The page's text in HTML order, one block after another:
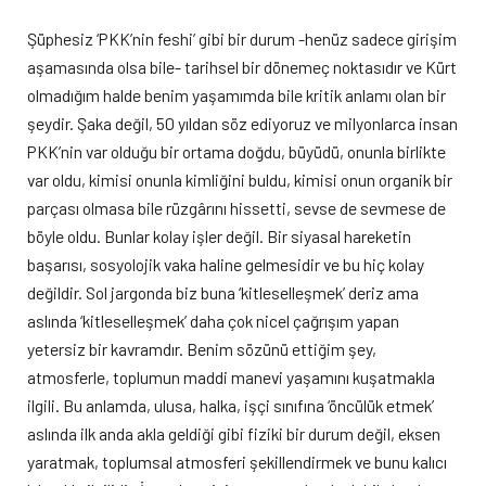
Şüphesiz ‘PKK’nin feshi’ gibi bir durum -henüz sadece girişim
aşamasında olsa bile- tarihsel bir dönemeç noktasıdır ve Kürt
olmadığım halde benim yaşamımda bile kritik anlamı olan bir
şeydir. Şaka değil, 50 yıldan söz ediyoruz ve milyonlarca insan
PKK’nin var olduğu bir ortama doğdu, büyüdü, onunla birlikte
var oldu, kimisi onunla kimliğini buldu, kimisi onun organik bir
parçası olmasa bile rüzgârını hissetti, sevse de sevmese de
böyle oldu. Bunlar kolay işler değil. Bir siyasal hareketin
başarısı, sosyolojik vaka haline gelmesidir ve bu hiç kolay
değildir. Sol jargonda biz buna ‘kitleselleşmek’ deriz ama
aslında ‘kitleselleşmek’ daha çok nicel çağrışım yapan
yetersiz bir kavramdır. Benim sözünü ettiğim şey,
atmosferle, toplumun maddi manevi yaşamını kuşatmakla
ilgili. Bu anlamda, ulusa, halka, işçi sınıfına ‘öncülük etmek’
aslında ilk anda akla geldiği gibi fiziki bir durum değil, eksen
yaratmak, toplumsal atmosferi şekillendirmek ve bunu kalıcı